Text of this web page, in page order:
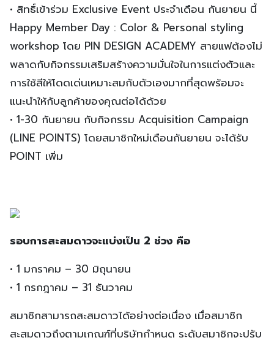
• สิทธิ์เข้าร่วม Exclusive Event ประจำเดือน กันยายน นี้
Happy Member Day : Color & Personal styling
workshop โดย PIN DESIGN ACADEMY สายแฟต้องไม่
พลาดกับกิจกรรมเสริมสร้างความมั่นใจในการแต่งตัวและ
การใช้สีให้โดดเด่นเหมาะสมกับตัวเองมากที่สุดพร้อมจะ
แนะนำให้กับลูกค้าของคุณต่อได้ด้วย
• 1-30 กันยายน กับกิจกรรม Acquisition Campaign
(LINE POINTS) โดยสมาชิกใหม่เดือนกันยายน จะได้รับ
POINT เพิ่ม
รอบการสะสมดาวจะแบ่งเป็น 2 ช่วง คือ
• 1 มกราคม – 30 มิถุนายน
• 1 กรกฎาคม – 31 ธันวาคม
สมาชิกสามารถสะสมดาวได้อย่างต่อเนื่อง เมื่อสมาชิก
สะสมดาวถึงตามเกณฑ์ที่บริษัทกำหนด ระดับสมาชิกจะปรับ